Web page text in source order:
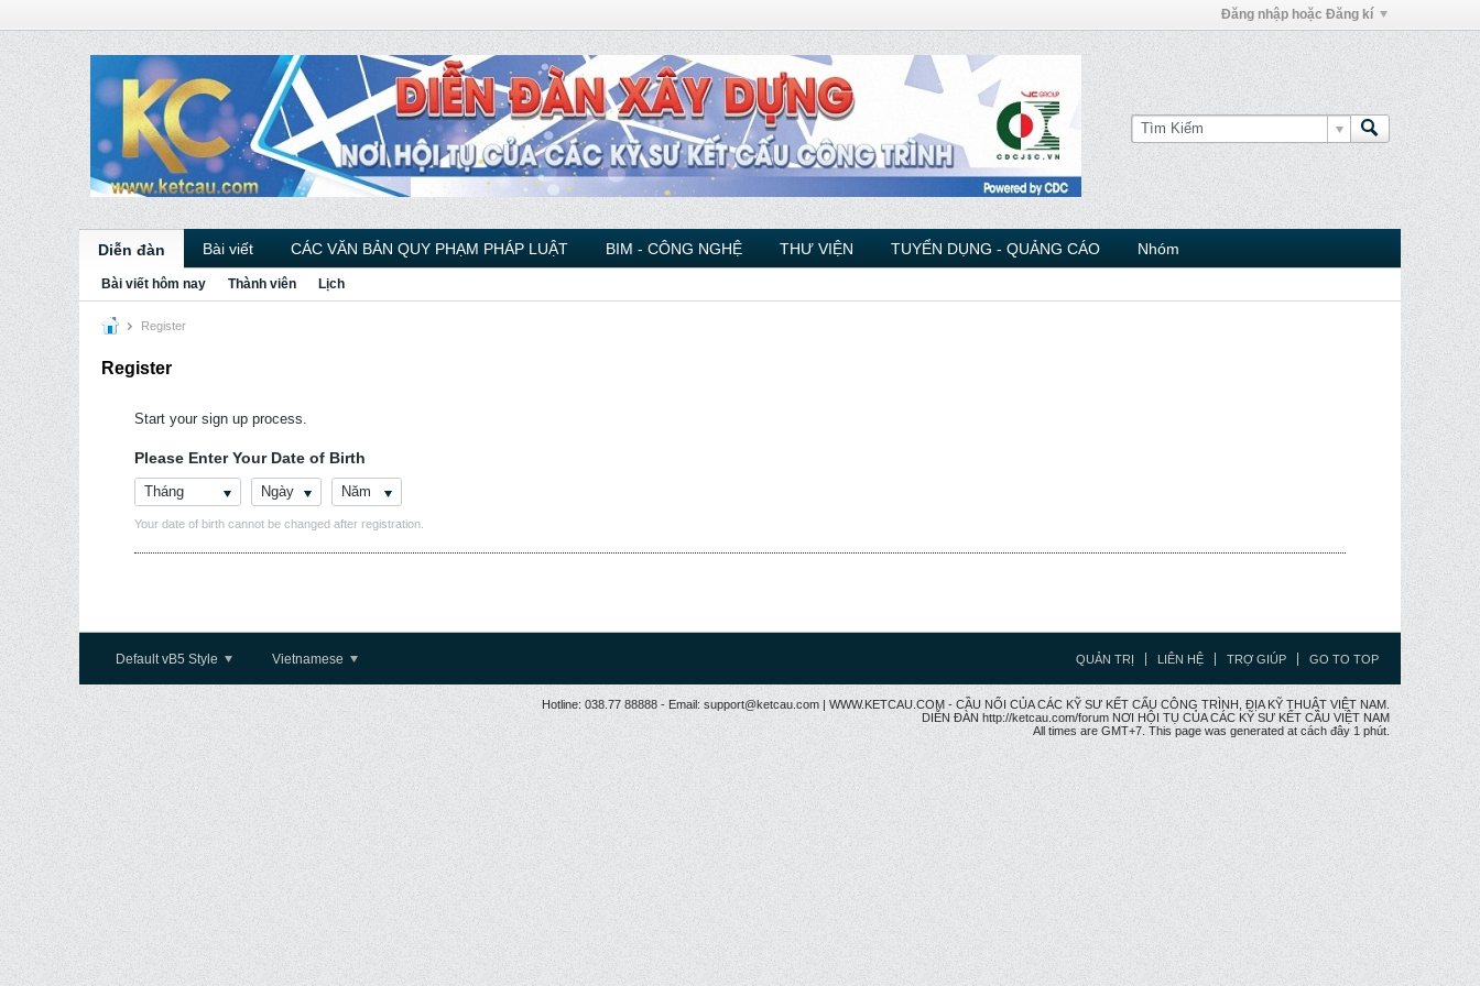
Đăng nhập hoặc Đăng kí
Diễn đàn Bài viết CÁC VĂN BẢN QUY PHẠM PHÁP LUẬT BIM - CÔNG NGHỆ THƯ VIỆN TUYỂN DỤNG - QUẢNG CÁO Nhóm
Bài viết hôm nay Thành viên Lịch
Register
Register
Start your sign up process.
Please Enter Your Date of Birth
Tháng Ngày Năm
Your date of birth cannot be changed after registration.
Default vB5 Style Vietnamese QUẢN TRỊ LIÊN HỆ TRỢ GIÚP GO TO TOP
Hotline: 038.77 88888 - Email: support@ketcau.com | WWW.KETCAU.COM - CẦU NỐI CỦA CÁC KỸ SƯ KẾT CẤU CÔNG TRÌNH, ĐỊA KỸ THUẬT VIỆT NAM.
DIỄN ĐÀN http://ketcau.com/forum NƠI HỘI TỤ CỦA CÁC KỸ SƯ KẾT CÂU VIỆT NAM
All times are GMT+7. This page was generated at cách đây 1 phút.